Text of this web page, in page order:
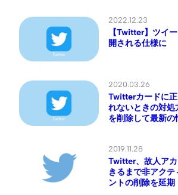
2022.12.23
【Twitter】ツイ
開される仕様に
2020.03.26
Twitterカードに
れないときの対
を削除して最新の
2019.11.28
Twitter、故人ア
きるまで非アク
ントの削除を延期